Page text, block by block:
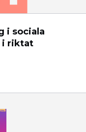
i sociala
i riktat